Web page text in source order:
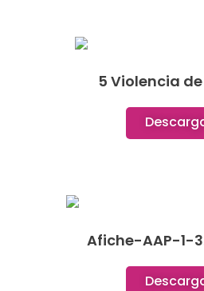
5 Violencia
Afiche-AAP-1-